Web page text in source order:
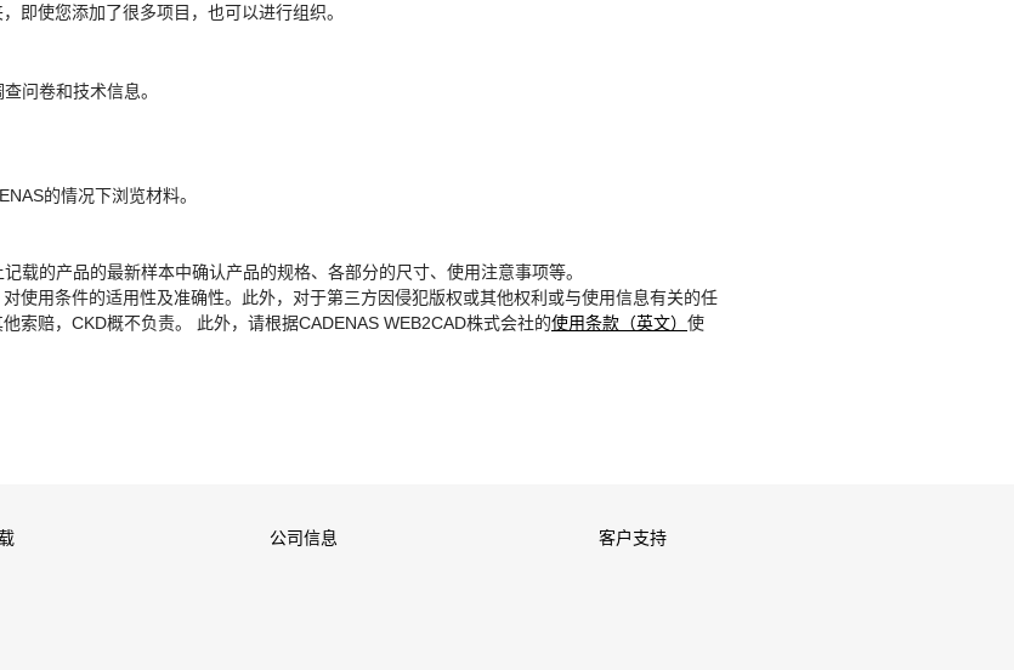
即使您添加了很多项目，也可以进行组织。
问卷和技术信息。
的情况下浏览材料。
载的产品的最新样本中确认产品的规格、各部分的尺寸、使用注意事项等。
使用条件的适用性及准确性。此外，对于第三方因侵犯版权或其他权利或与使用信息有关的任
索赔，CKD概不负责。 此外，请根据CADENAS WEB2CAD株式会社的使用条款（英文） 使
公司信息 客户支持